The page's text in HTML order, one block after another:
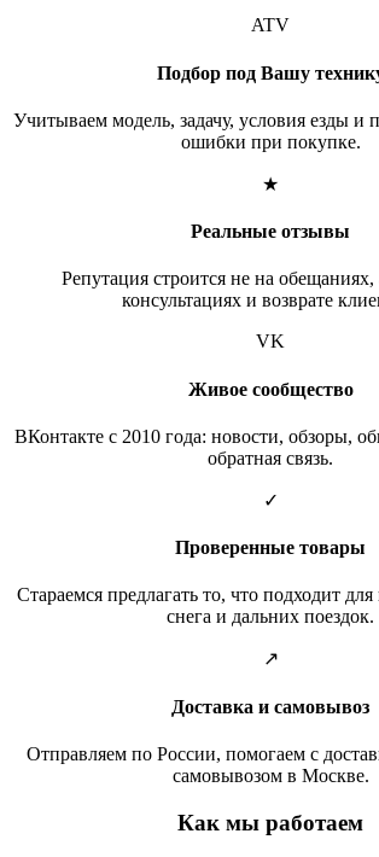
ATV
Подбор под Вашу
Учитываем модель, задачу, условия езды и
ошибки при покупке.
★
Реальные отзывы
Репутация строится не на обещаниях,
консультациях и возврате
VK
Живое сообщество
ВКонтакте с 2010 года: новости, обзоры,
обратная связь.
✓
Проверенные товары
Стараемся предлагать то, что подходит
снега и дальних поездок.
↗
Доставка и самовывоз
Отправляем по России, помогаем с
самовывозом в Москве.
Как мы работаем